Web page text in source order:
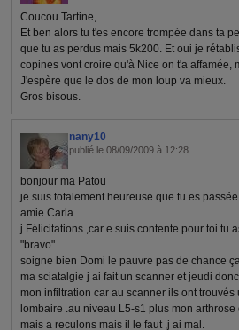
Coucou Tartine,
Et ben alors tu t'es encore trompée dans ta
que tu as perdus mais 5k200. Et oui je
copines vont croire qu'à Nice on t'a affamée,
J'espère que le dos de mon loup va mieux.
Gros bisous.
nany10
publié le 08/09/2009 à 12:28
bonjour ma Patou
je suis totalement heureuse que tu es
amie Carla .
j Félicitations ,car e suis contente pour toi tu
"bravo"
soigne bien Domi le pauvre pas de chance
ma sciatalgie j ai fait un scanner et jeudi
mon infiltration car au scanner ils ont
lombaire .au niveau L5-s1 plus mon
mais a reculons mais il le faut ,j ai mal.